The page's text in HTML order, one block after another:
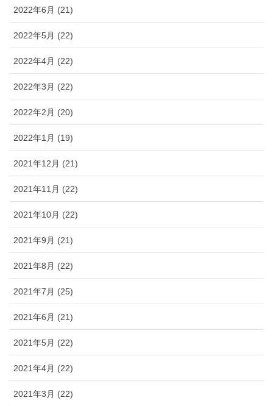
2022年6月 (21)
2022年5月 (22)
2022年4月 (22)
2022年3月 (22)
2022年2月 (20)
2022年1月 (19)
2021年12月 (21)
2021年11月 (22)
2021年10月 (22)
2021年9月 (21)
2021年8月 (22)
2021年7月 (25)
2021年6月 (21)
2021年5月 (22)
2021年4月 (22)
2021年3月 (22)